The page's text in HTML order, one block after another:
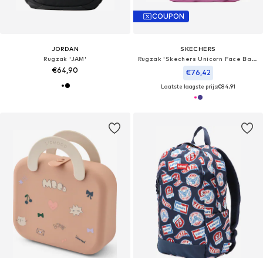
JORDAN
Rugzak 'JAM'
€64,90
COUPON
SKECHERS
Rugzak 'Skechers Unicorn Face Backpack'
€76,42
Laatste laagste prijs:€84,91